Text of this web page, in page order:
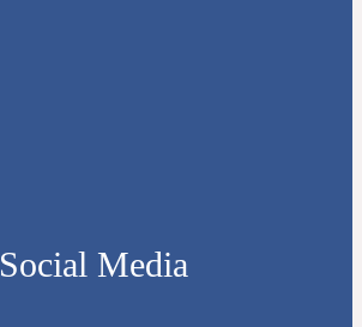
Social Media